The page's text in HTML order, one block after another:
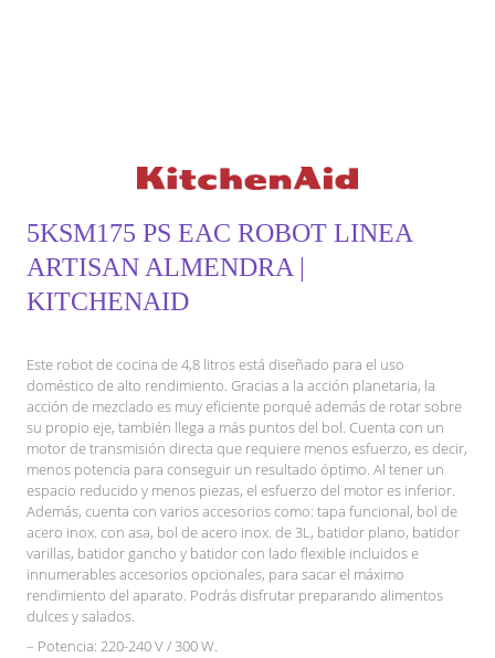
5KSM175 PS EAC ROBOT LINEA
ARTISAN ALMENDRA |
KITCHENAID
Este robot de cocina de 4,8 litros está diseñado para el uso
doméstico de alto rendimiento. Gracias a la acción planetaria, la
acción de mezclado es muy eficiente porqué además de rotar sobre
su propio eje, también llega a más puntos del bol. Cuenta con un
motor de transmisión directa que requiere menos esfuerzo, es decir,
menos potencia para conseguir un resultado óptimo. Al tener un
espacio reducido y menos piezas, el esfuerzo del motor es inferior.
Además, cuenta con varios accesorios como: tapa funcional, bol de
acero inox. con asa, bol de acero inox. de 3L, batidor plano, batidor
varillas, batidor gancho y batidor con lado flexible incluidos e
innumerables accesorios opcionales, para sacar el máximo
rendimiento del aparato. Podrás disfrutar preparando alimentos
dulces y salados.
– Potencia: 220-240 V / 300 W.